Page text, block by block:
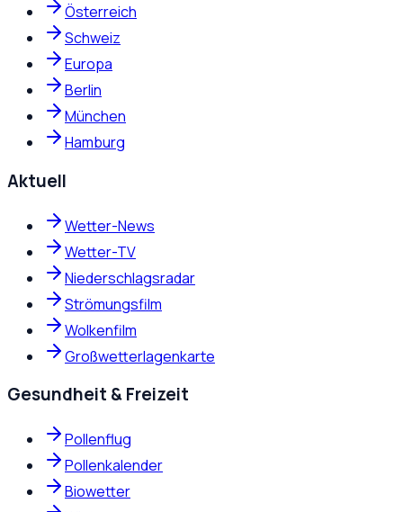
Österreich
Schweiz
Europa
Berlin
München
Hamburg
Aktuell
Wetter-News
Wetter-TV
Niederschlagsradar
Strömungsfilm
Wolkenfilm
Großwetterlagenkarte
Gesundheit & Freizeit
Pollenflug
Pollenkalender
Biowetter